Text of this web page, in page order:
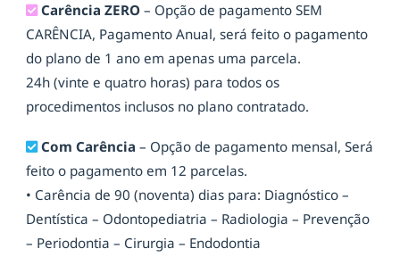
Carência ZERO – Opção de pagamento SEM
CARÊNCIA, Pagamento Anual, será feito o pagamento
do plano de 1 ano em apenas uma parcela.
24h (vinte e quatro horas) para todos os
procedimentos inclusos no plano contratado.
Com Carência – Opção de pagamento mensal, Será
feito o pagamento em 12 parcelas.
• Carência de 90 (noventa) dias para: Diagnóstico –
Dentística – Odontopediatria – Radiologia – Prevenção
– Periodontia – Cirurgia – Endodontia